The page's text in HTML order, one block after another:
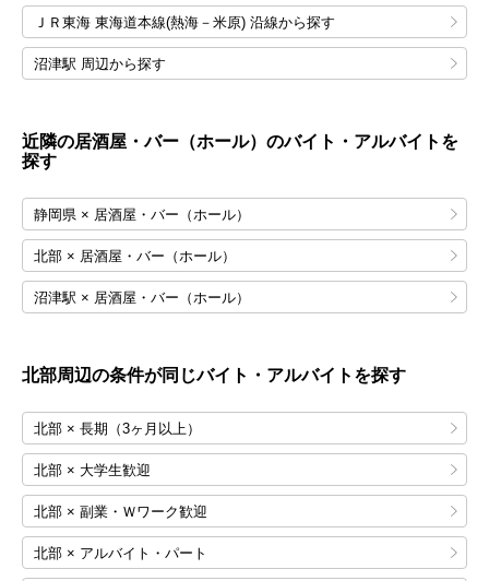
ＪＲ東海 東海道本線(熱海－米原) 沿線から探す
沼津駅 周辺から探す
近隣の居酒屋・バー（ホール）のバイト・アルバイトを
探す
静岡県 × 居酒屋・バー（ホール）
北部 × 居酒屋・バー（ホール）
沼津駅 × 居酒屋・バー（ホール）
北部周辺の条件が同じバイト・アルバイトを探す
北部 × 長期（3ヶ月以上）
北部 × 大学生歓迎
北部 × 副業・Ｗワーク歓迎
北部 × アルバイト・パート